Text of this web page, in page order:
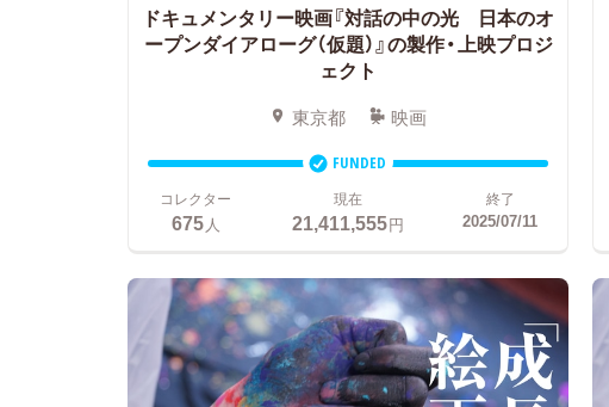
ドキュメンタリー映画『対話の中の光 日本のオ
ープンダイアローグ（仮題）』の製作・上映プロジ
ェクト
東京都 映画
FUNDED
コレクター
675人
現在
21,411,555円
終了
2025/07/11